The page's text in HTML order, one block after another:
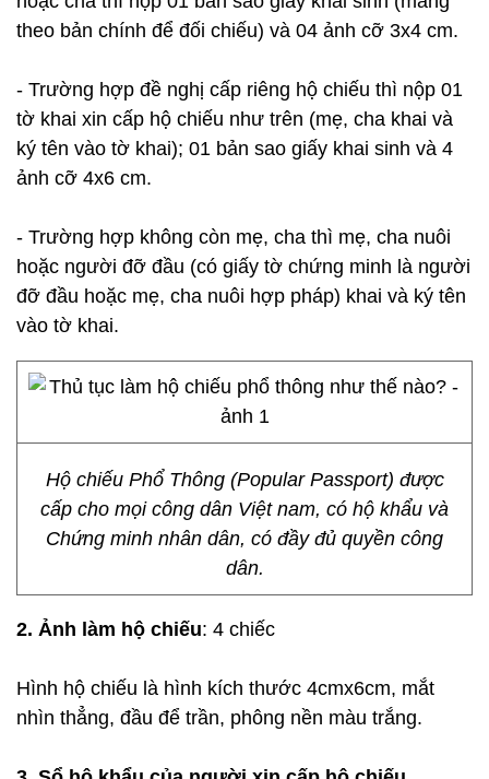
theo bản chính để đối chiếu) và 04 ảnh cỡ 3x4 cm.
- Trường hợp đề nghị cấp riêng hộ chiếu thì nộp 01
tờ khai xin cấp hộ chiếu như trên (mẹ, cha khai và
ký tên vào tờ khai); 01 bản sao giấy khai sinh và 4
ảnh cỡ 4x6 cm.
- Trường hợp không còn mẹ, cha thì mẹ, cha nuôi
hoặc người đỡ đầu (có giấy tờ chứng minh là người
đỡ đầu hoặc mẹ, cha nuôi hợp pháp) khai và ký tên
vào tờ khai.
Hộ chiếu Phổ Thông (Popular Passport) được
cấp cho mọi công dân Việt nam, có hộ khẩu và
Chứng minh nhân dân, có đầy đủ quyền công
dân.
2. Ảnh làm hộ chiếu: 4 chiếc
Hình hộ chiếu là hình kích thước 4cmx6cm, mắt
nhìn thẳng, đầu để trần, phông nền màu trắng.